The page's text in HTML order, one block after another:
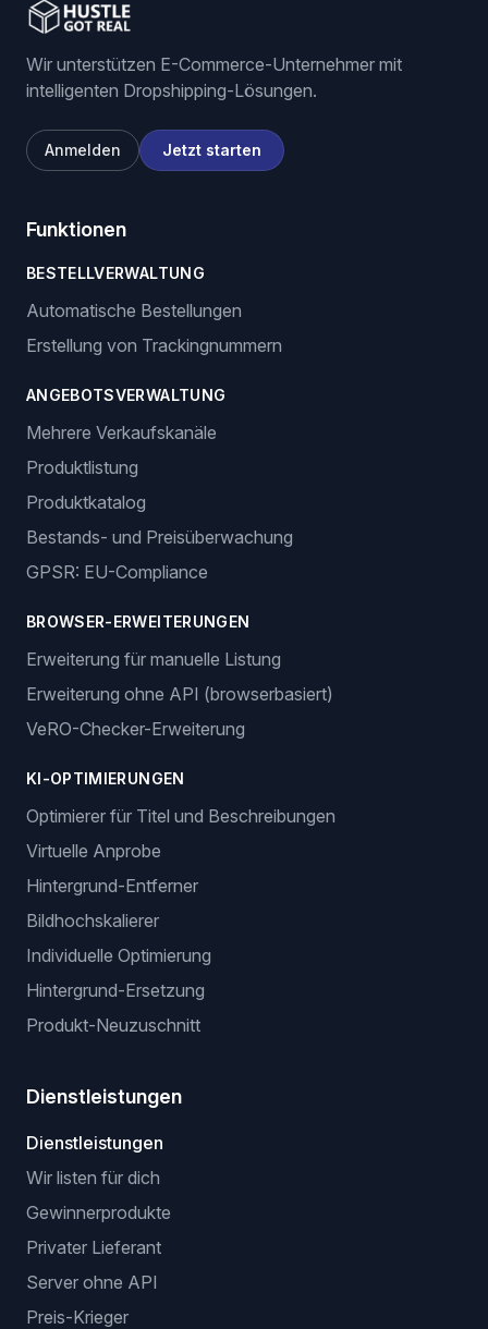
Wir unterstützen E-Commerce-Unternehmer mit
intelligenten Dropshipping-Lösungen.
Anmelden Jetzt starten
Funktionen
BESTELLVERWALTUNG
Automatische Bestellungen
Erstellung von Trackingnummern
ANGEBOTSVERWALTUNG
Mehrere Verkaufskanäle
Produktlistung
Produktkatalog
Bestands- und Preisüberwachung
GPSR: EU-Compliance
BROWSER-ERWEITERUNGEN
Erweiterung für manuelle Listung
Erweiterung ohne API (browserbasiert)
VeRO-Checker-Erweiterung
KI-OPTIMIERUNGEN
Optimierer für Titel und Beschreibungen
Virtuelle Anprobe
Hintergrund-Entferner
Bildhochskalierer
Individuelle Optimierung
Hintergrund-Ersetzung
Produkt-Neuzuschnitt
Dienstleistungen
Dienstleistungen
Wir listen für dich
Gewinnerprodukte
Privater Lieferant
Server ohne API
Preis-Krieger